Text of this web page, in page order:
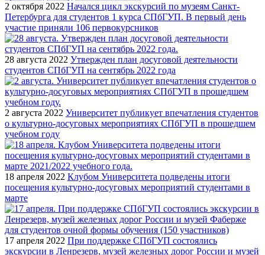
2 октября 2022 Начался цикл экскурсий по музеям Санкт-
Петербурга для студентов 1 курса СПбГУП. В первый день
участие приняли 106 первокурсников
28 августа 2022 Утвержден план досуговой деятельности
студентов СПбГУП на сентябрь 2022 года
2 августа 2022 Университет публикует впечатления студентов
о культурно-досуговых мероприятиях СПбГУП в прошедшем
учебном году
18 апреля 2022 Клубом Университета подведены итоги
посещения культурно-досуговых мероприятий студентами в
марте
17 апреля 2022 При поддержке СПбГУП состоялись
экскурсии в Ленрезерв, музей железных дорог России и музей